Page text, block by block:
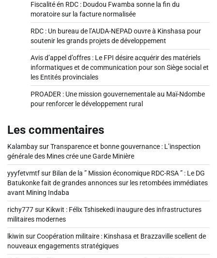
Fiscalité én RDC : Doudou Fwamba sonne la fin du
moratoire sur la facture normalisée
RDC : Un bureau de l’AUDA-NEPAD ouvre à Kinshasa pour
soutenir les grands projets de développement
Avis d’appel d’offres : Le FPI désire acquérir des matériels
informatiques et de communication pour son Siège social et
les Entités provinciales
PROADER : Une mission gouvernementale au Maï-Ndombe
pour renforcer le développement rural
Les commentaires
KalambaysurTransparence et bonne gouvernance : L’inspection
générale des Mines crée une Garde Minière
yyyfetvmtfsur Bilan de la ” Mission économique RDC-RSA ” : Le DG
Batukonke fait de grandes annonces sur les retombées immédiates
avant Mining Indaba
richy777sur Kikwit : Félix Tshisekedi inaugure des infrastructures
militaires modernes
lkiwin surCoopération militaire : Kinshasa et Brazzaville scellent de
nouveaux engagements stratégiques